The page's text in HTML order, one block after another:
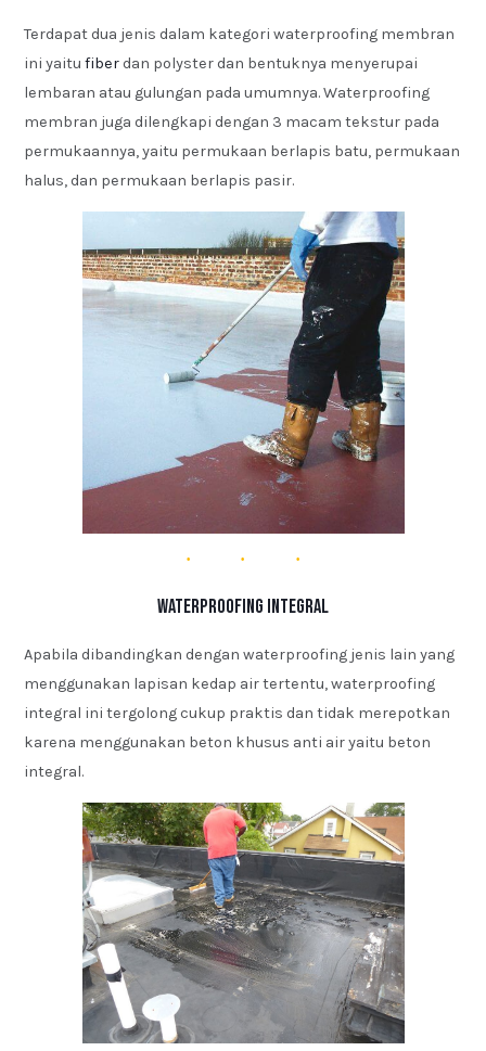
Terdapat dua jenis dalam kategori waterproofing membran
ini yaitufiberdan polyster dan bentuknya menyerupai
lembaran atau gulungan pada umumnya. Waterproofing
membran juga dilengkapi dengan 3 macam tekstur pada
permukaannya, yaitu permukaan berlapis batu, permukaan
halus, dan permukaan berlapis pasir.
Waterproofing Integral
Apabila dibandingkan dengan waterproofing jenis lain yang
menggunakan lapisan kedap air tertentu, waterproofing
integral ini tergolong cukup praktis dan tidak merepotkan
karena menggunakan beton khusus anti air yaitu beton
integral.